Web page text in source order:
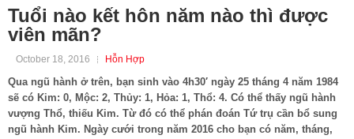
Tuổi nào kết hôn năm nào thì được
viên mãn?
October 18, 2016 Hỗn Hợp
Qua ngũ hành ở trên, bạn sinh vào 4h30′ ngày 25 tháng 4 năm 1984
sẽ có Kim: 0, Mộc: 2, Thủy: 1, Hỏa: 1, Thổ: 4. Có thể thấy ngũ hành
vượng Thổ, thiếu Kim. Từ đó có thể phán đoán Tứ trụ cần bổ sung
ngũ hành Kim. Ngày cưới trong năm 2016 cho bạn có năm, tháng,